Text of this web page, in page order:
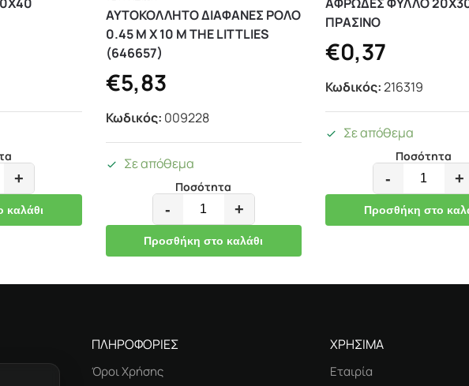
+
καλάθι
ΑΥΤΟΚΟΛΛΗΤΟ ΔΙΑΦΑΝΕΣ ΡΟΛΟ
0.45 Μ Χ 10 Μ THE LITTLIES
(646657)
€5,83
Κωδικός: 009228
Σε απόθεμα
Ποσότητα
- +
Προσθήκη στο καλάθι
ΠΡΑΣΙΝΟ
€0,37
Κωδικός:216319
Σε απόθεμα
Ποσότητα
- +
Προσθήκη στο
ΠΛΗΡΟΦΟΡΙΕΣ
Όροι Χρήσης
ΧΡΗΣΙΜΑ
Εταιρία